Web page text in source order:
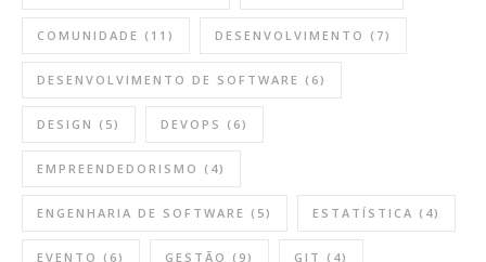
COMUNIDADE (11) DESENVOLVIMENTO (7)
DESENVOLVIMENTO DE SOFTWARE (6)
DESIGN (5) DEVOPS (6)
EMPREENDEDORISMO (4)
ENGENHARIA DE SOFTWARE (5) ESTATÍSTICA (4)
EVENTO (6) GESTÃO (9) GIT (4)